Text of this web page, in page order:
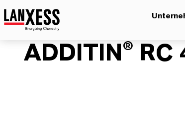
ADDITIN® RC